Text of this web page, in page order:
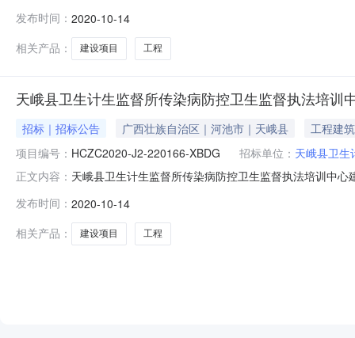
看相关链接)及政府采购云平台(点击查看相关链接)下载
发布时间： 2020-10-14
相关产品：
建设项目 工程
天峨县卫生计生监督所传染病防控卫生监督执法培训
招标｜招标公告 广西壮族自治区｜河池市｜天峨县
工程建筑
项目编号： HCZC2020-J2-220166-XBDG 招标单位： 天峨县卫生
正文内容： 天峨县卫生计生监督所传染病防控卫生监督执法培训中
依法获得采购人和评审专家分别书面推荐的供应商应在
发布时间： 2020-10-14
相关产品：
建设项目 工程